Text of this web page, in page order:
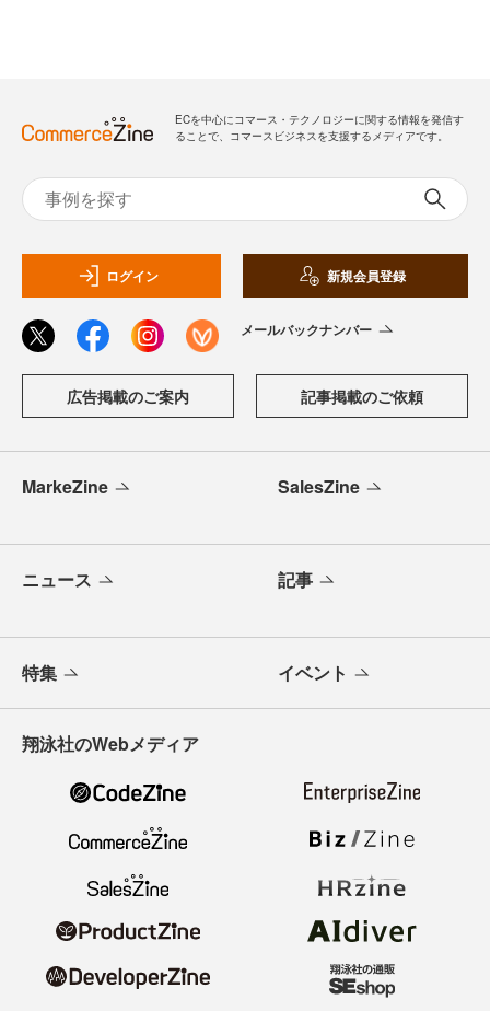
ECを中心にコマース・テクノロジーに関する情報を発信す
ることで、コマースビジネスを支援するメディアです。
ログイン 新規会員登録
メールバックナンバー
広告掲載のご案内 記事掲載のご依頼
MarkeZine SalesZine
ニュース 記事
特集 イベント
翔泳社のWebメディア